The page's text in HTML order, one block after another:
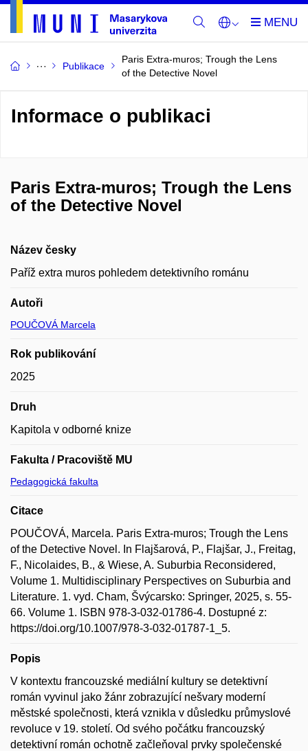
Publikace
Paris Extra-muros; Trough the Lens
of the Detective Novel
Informace o publikaci
Paris Extra-muros; Trough the Lens
of the Detective Novel
Název česky
Paříž extra muros pohledem detektivního románu
Autoři
POUČOVÁ Marcela
Rok publikování
2025
Druh
Kapitola v odborné knize
Fakulta / Pracoviště MU
Pedagogická fakulta
Citace
POUČOVÁ, Marcela. Paris Extra-muros; Trough the Lens
of the Detective Novel. In Flajšarová, P., Flajšar, J., Freitag,
F., Nicolaides, B., & Wiese, A. Suburbia Reconsidered,
Volume 1. Multidisciplinary Perspectives on Suburbia and
Literature. 1. vyd. Cham, Švýcarsko: Springer, 2025, s. 55-
66. Volume 1. ISBN 978-3-032-01786-4. Dostupné z:
https://doi.org/10.1007/978-3-032-01787-1_5.
Popis
V kontextu francouzské mediální kultury se detektivní
román vyvinul jako žánr zobrazující nešvary moderní
městské společnosti, která vznikla v důsledku průmyslové
revoluce v 19. století. Od svého počátku francouzský
detektivní román ochotně začleňoval prvky společenské